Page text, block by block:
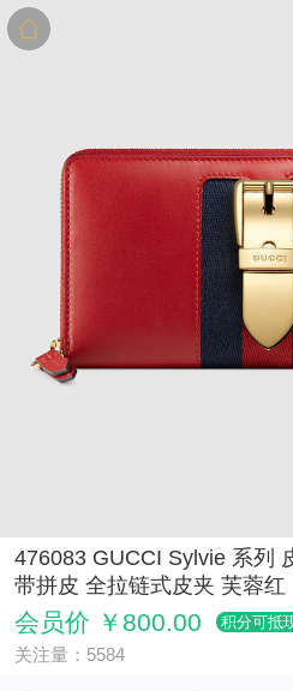
476083 GUCCI Sylvie 系列
带拼皮 全拉链式皮夹 芙蓉红
会员价 ￥800.00 积分可抵
关注量：5584